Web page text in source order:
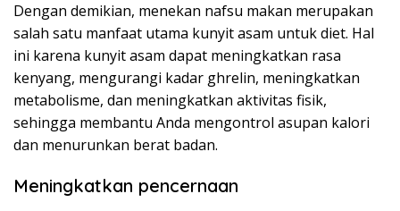
Dengan demikian, menekan nafsu makan merupakan
salah satu manfaat utama kunyit asam untuk diet. Hal
ini karena kunyit asam dapat meningkatkan rasa
kenyang, mengurangi kadar ghrelin, meningkatkan
metabolisme, dan meningkatkan aktivitas fisik,
sehingga membantu Anda mengontrol asupan kalori
dan menurunkan berat badan.
Meningkatkan pencernaan